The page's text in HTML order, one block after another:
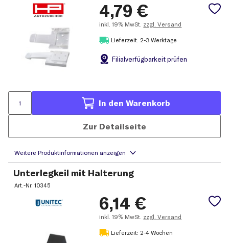
4,79 €
inkl. 19% MwSt. zzgl. Versand
Lieferzeit: 2-3 Werktage
Filialverfügbarkeit prüfen
In den Warenkorb
Zur Detailseite
Unterlegkeil mit Halterung
Art.-Nr.10345
6,14 €
inkl. 19% MwSt. zzgl. Versand
Lieferzeit: 2-4 Wochen